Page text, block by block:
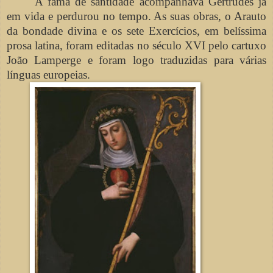
em vida e perdurou no tempo. As suas obras, o Arauto
da bondade divina e os sete Exercícios, em belíssima
prosa latina, foram editadas no século XVI pelo cartuxo
João Lamperge e foram logo traduzidas para várias
línguas europeias.